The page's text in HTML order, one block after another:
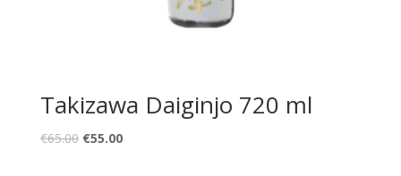
Takizawa Daiginjo 720 ml
€65.00 Original
€55.00Current